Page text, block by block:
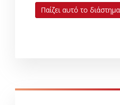
Παίζει αυτό το διάστημα